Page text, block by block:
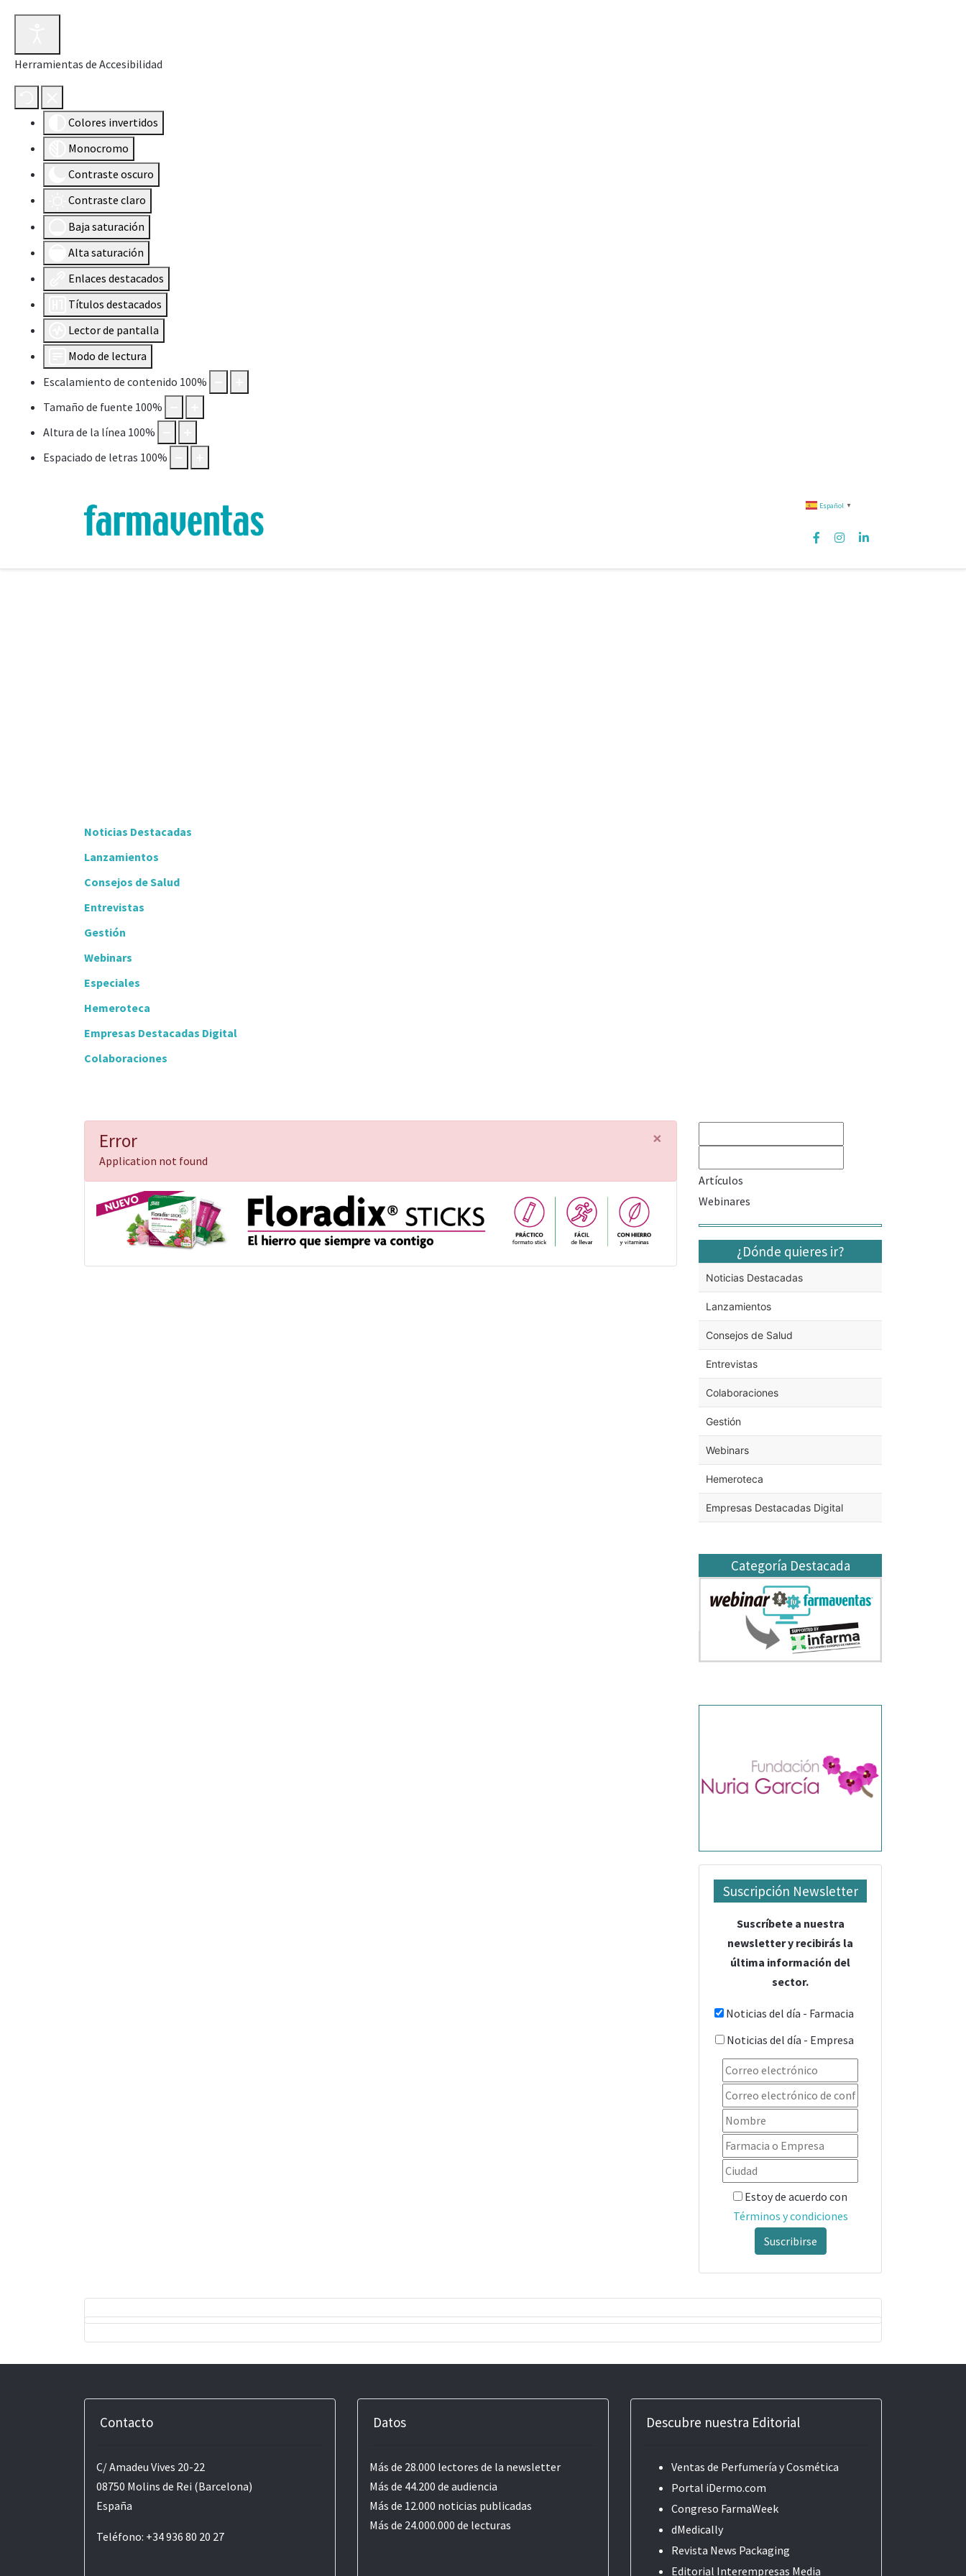
Herramientas de Accesibilidad
Colores invertidos
Monocromo
Contraste oscuro
Contraste claro
Baja saturación
Alta saturación
Enlaces destacados
Títulos destacados
Lector de pantalla
Modo de lectura
Escalamiento de contenido 100%
Tamaño de fuente 100%
Altura de la línea 100%
Espaciado de letras 100%
Español ▼
Noticias Destacadas
Lanzamientos
Consejos de Salud
Entrevistas
Gestión
Webinars
Especiales
Hemeroteca
Empresas Destacadas Digital
Colaboraciones
×
Error
Application not found
Artículos
Webinares
¿Dónde quieres ir?
Noticias Destacadas
Lanzamientos
Consejos de Salud
Entrevistas
Colaboraciones
Gestión
Webinars
Hemeroteca
Empresas Destacadas Digital
Categoría Destacada
Suscripción Newsletter
Suscríbete a nuestra
newsletter y recibirás la
última información del
sector.
Noticias del día - Farmacia
Noticias del día - Empresa
Estoy de acuerdo con
Términos y condiciones
Suscribirse
Contacto
C/ Amadeu Vives 20-22
08750 Molins de Rei (Barcelona)
España
Teléfono: +34 936 80 20 27
Datos
Más de 28.000 lectores de la newsletter
Más de 44.200 de audiencia
Más de 12.000 noticias publicadas
Más de 24.000.000 de lecturas
Descubre nuestra Editorial
Ventas de Perfumería y Cosmética
Portal iDermo.com
Congreso FarmaWeek
dMedically
Revista News Packaging
Editorial Interempresas Media